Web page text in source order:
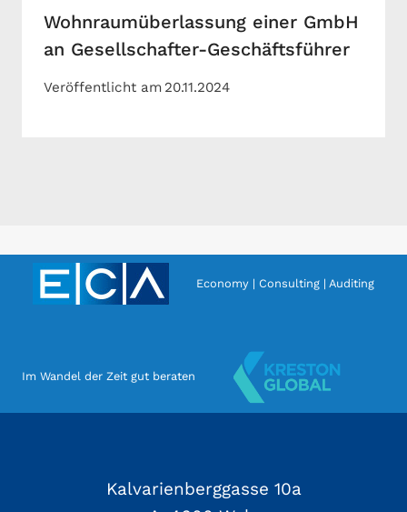
Wohnraumüberlassung einer GmbH
an Gesellschafter-Geschäftsführer
Veröffentlicht am 20.11.2024
Economy | Consulting | Auditing
Im Wandel der Zeit gut beraten
Kalvarienberggasse 10a